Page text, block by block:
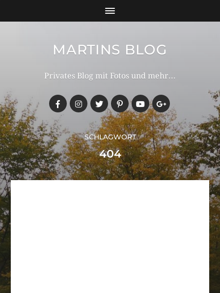
MARTINS BLOG
Privates Blog mit Fotos und mehr...
SCHLAGWORT
404